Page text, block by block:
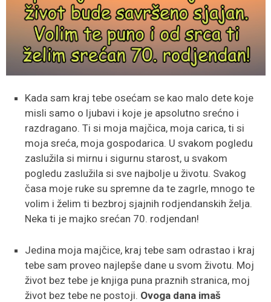
Kada sam kraj tebe osećam se kao malo dete koje
misli samo o ljubavi i koje je apsolutno srećno i
razdragano. Ti si moja majčica, moja carica, ti si
moja sreća, moja gospodarica. U svakom pogledu
zaslužila si mirnu i sigurnu starost, u svakom
pogledu zaslužila si sve najbolje u životu. Svakog
časa moje ruke su spremne da te zagrle, mnogo te
volim i želim ti bezbroj sjajnih rodjendanskih želja.
Neka ti je majko srećan 70. rodjendan!
Jedina moja majčice, kraj tebe sam odrastao i kraj
tebe sam proveo najlepše dane u svom životu. Moj
život bez tebe je knjiga puna praznih stranica, moj
život bez tebe ne postoji. Ovoga dana imaš